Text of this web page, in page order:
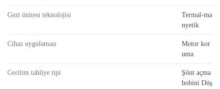
Gezi ünitesi teknolojisi
Termal-ma
nyetik
Cihaz uygulaması
Motor kor
uma
Gerilim tahliye tipi
Şönt açma
bobini Düş